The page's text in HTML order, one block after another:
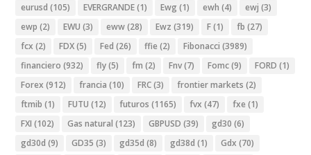
eurusd (105) EVERGRANDE(1) Ewg (1) ewh (4) ewj (3)
ewp (2) EWU (3) eww(28) Ewz (319) F(1) fb (27)
fcx (2) FDX(5) Fed (26) ffie (2) Fibonacci (3989)
financiero (932) fly(5) fm (2) Fnv(7) Fomc(9) FORD (1)
Forex (912) francia (10) FRC(3) frontier markets (2)
ftmib (1) FUTU (12) futuros (1165) fvx (47) fxe (1)
FXI (102) Gas natural (123) GBPUSD (39) gd30 (6)
gd30d (9) GD35 (3) gd35d (8) gd38d (1) Gdx (70)